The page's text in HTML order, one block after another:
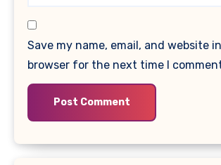
Save my name, email, and website
browser for the next time I